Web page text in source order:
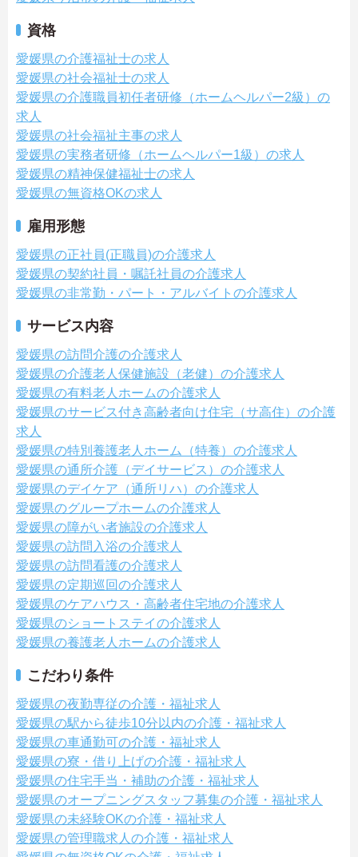
資格
愛媛県の介護福祉士の求人
愛媛県の社会福祉士の求人
愛媛県の介護職員初任者研修（ホームヘルパー2級）の
求人
愛媛県の社会福祉主事の求人
愛媛県の実務者研修（ホームヘルパー1級）の求人
愛媛県の精神保健福祉士の求人
愛媛県の無資格OKの求人
雇用形態
愛媛県の正社員(正職員)の介護求人
愛媛県の契約社員・嘱託社員の介護求人
愛媛県の非常勤・パート・アルバイトの介護求人
サービス内容
愛媛県の訪問介護の介護求人
愛媛県の介護老人保健施設（老健）の介護求人
愛媛県の有料老人ホームの介護求人
愛媛県のサービス付き高齢者向け住宅（サ高住）の介護
求人
愛媛県の特別養護老人ホーム（特養）の介護求人
愛媛県の通所介護（デイサービス）の介護求人
愛媛県のデイケア（通所リハ）の介護求人
愛媛県のグループホームの介護求人
愛媛県の障がい者施設の介護求人
愛媛県の訪問入浴の介護求人
愛媛県の訪問看護の介護求人
愛媛県の定期巡回の介護求人
愛媛県のケアハウス・高齢者住宅地の介護求人
愛媛県のショートステイの介護求人
愛媛県の養護老人ホームの介護求人
こだわり条件
愛媛県の夜勤専従の介護・福祉求人
愛媛県の駅から徒歩10分以内の介護・福祉求人
愛媛県の車通勤可の介護・福祉求人
愛媛県の寮・借り上げの介護・福祉求人
愛媛県の住宅手当・補助の介護・福祉求人
愛媛県のオープニングスタッフ募集の介護・福祉求人
愛媛県の未経験OKの介護・福祉求人
愛媛県の管理職求人の介護・福祉求人